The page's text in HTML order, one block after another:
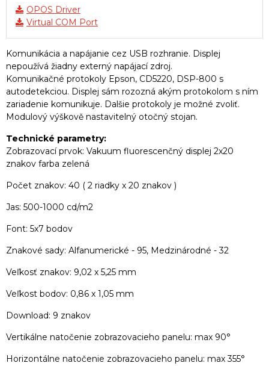
OPOS Driver
Virtual COM Port
Komunikácia a napájanie cez USB rozhranie. Displej
nepoužívá žiadny externý napájací zdroj.
Komunikačné protokoly Epson, CD5220, DSP-800 s
autodetekciou. Displej sám rozozná akým protokolom s ním
zariadenie komunikuje. Dalšie protokoly je možné zvoliť.
Modulový výškově nastavitelný otočný stojan.
Technické parametry:
Zobrazovací prvok: Vakuum fluorescenčný displej 2x20
znakov farba zelená
Počet znakov: 40 ( 2 riadky x 20 znakov )
Jas: 500-1000 cd/m2
Font: 5x7 bodov
Znakové sady: Alfanumerické - 95, Medzinárodné - 32
Veľkosť znakov: 9,02 x 5,25 mm
Veľkost bodov: 0,86 x 1,05 mm
Download: 9 znakov
Vertikálne natočenie zobrazovacieho panelu: max 90°
Horizontálne natočenie zobrazovacieho panelu: max 355°